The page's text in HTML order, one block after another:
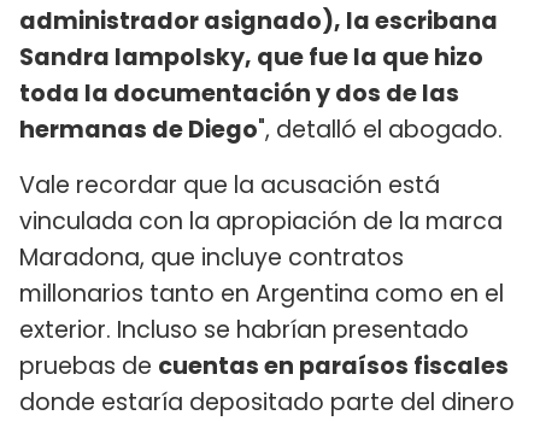
administrador asignado), la escribana
Sandra Iampolsky, que fue la que hizo
toda la documentación y dos de las
hermanas de Diego", detalló el abogado.
Vale recordar que la acusación está
vinculada con la apropiación de la marca
Maradona, que incluye contratos
millonarios tanto en Argentina como en el
exterior. Incluso se habrían presentado
pruebas de cuentas en paraísos fiscales
donde estaría depositado parte del dinero